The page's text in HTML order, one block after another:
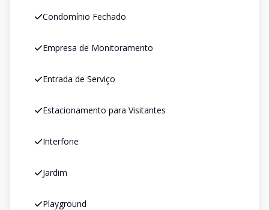
Condomínio Fechado
Empresa de Monitoramento
Entrada de Serviço
Estacionamento para Visitantes
Interfone
Jardim
Playground